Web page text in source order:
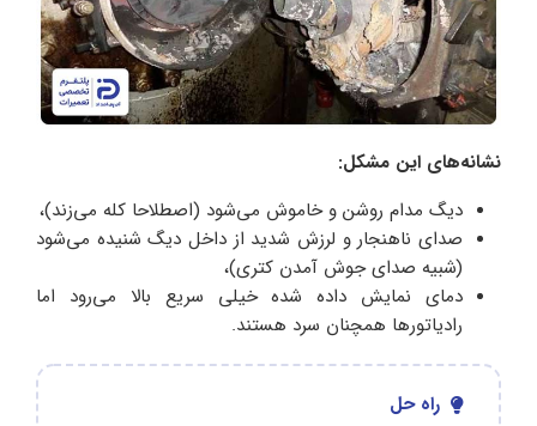
نشانه‌های این مشکل:
دیگ مدام روشن و خاموش می‌شود (اصطلاحا کله می‌زند)،
صدای ناهنجار و لرزش شدید از داخل دیگ شنیده می‌شود
(شبیه صدای جوش آمدن کتری)،
دمای نمایش‌ داده‌ شده خیلی سریع بالا می‌رود اما
رادیاتورها همچنان سرد هستند.
راه حل